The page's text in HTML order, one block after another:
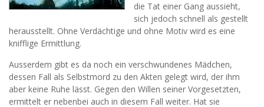
die Tat einer Gang aussieht,
sich jedoch schnell als gestellt
herausstellt. Ohne Verdächtige und ohne Motiv wird es eine
knifflige Ermittlung.
Ausserdem gibt es da noch ein verschwundenes Mädchen,
dessen Fall als Selbstmord zu den Akten gelegt wird, der ihm
aber keine Ruhe lässt. Gegen den Willen seiner Vorgesetzten,
ermittelt er nebenbei auch in diesem Fall weiter. Hat sie